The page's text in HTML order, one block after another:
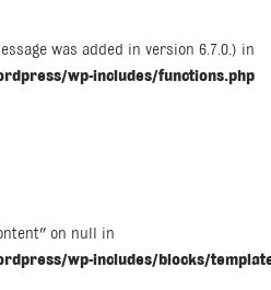
was added in version 6.7.0.) in
wp-includes/functions.php
on null in
wp-includes/blocks/